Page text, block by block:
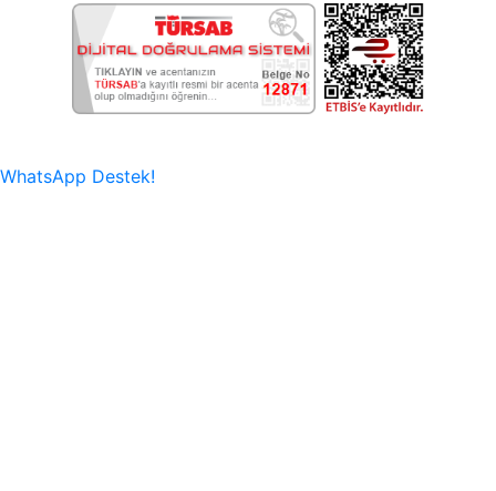
WhatsApp Destek!